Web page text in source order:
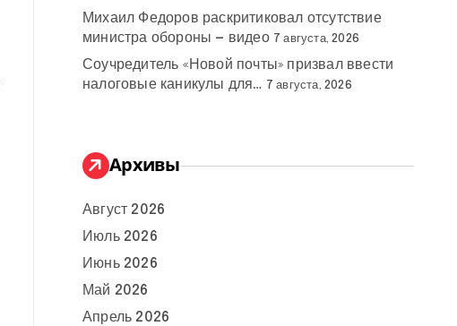
Михаил Федоров раскритиковал отсутствие
министра обороны — видео 7 августа, 2026
Соучредитель «Новой почты» призвал ввести
налоговые каникулы для… 7 августа, 2026
Архивы
Август 2026
Июль 2026
Июнь 2026
Май 2026
Апрель 2026